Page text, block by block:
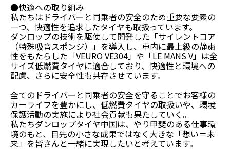
●快適への取り組み
私たちはドライバーと同乗者の安全のため重要な要素の
一つ、快適性を追求したタイヤも取扱っています。
ダンロップの技術を駆使して開発した「サイレントコア
（特殊吸音スポンジ）」を導入し、車内に最上級の静粛
性をもたらした「VEURO VE304」や「LE MANS V」は全
サイズ低燃費タイヤに適合しており、快適性と環境への
配慮、さらに安全性も共存させています。
全てのドライバーと同乗者の安全を守ることでお客様の
カーライフを豊かにし、低燃費タイヤの取扱いや、環境
保護活動の実施により社会貢献も果たしていく。
私たちダンロップタイヤ中国は、やり甲斐のある仕事環
境のもと、目先の小さな成果ではなく大きな「想い＝未
来」を皆さんと一緒に実現したいと考えています。